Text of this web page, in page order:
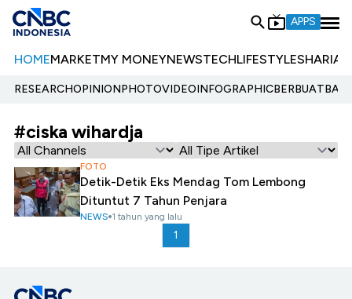
APPS
HOMEMARKETMY MONEYNEWSTECHLIFESTYLESHARIA
RESEARCHOPINIONPHOTOVIDEOINFOGRAPHIC
#ciska wihardja
FOTO
Detik-Detik Eks Mendag Tom Lembong
Dituntut 7 Tahun Penjara
NEWS 1 tahun yang lalu
1